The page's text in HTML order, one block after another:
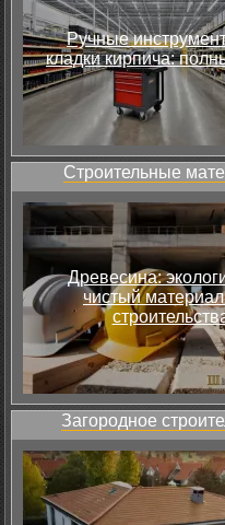
Ручные
кладки кирпича:
Строительные
Древесина:
чистый
Загородное